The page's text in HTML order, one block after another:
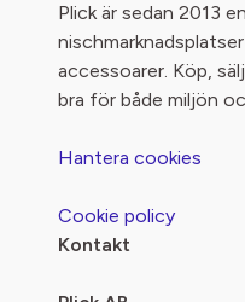
Plick är sedan 2013
accessoarer. Köp,
bra för både miljön
Hantera cookies
Cookie policy
Kontakt